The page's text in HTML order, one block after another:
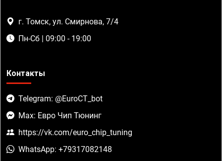
г. Томск, ул. Смирнова, 7/4
Пн-Сб | 09:00 - 19:00
Контакты
Telegram: @EuroCT_bot
Max: Евро Чип Тюнинг
https://vk.com/euro_chip_tuning
WhatsApp: +79317082148